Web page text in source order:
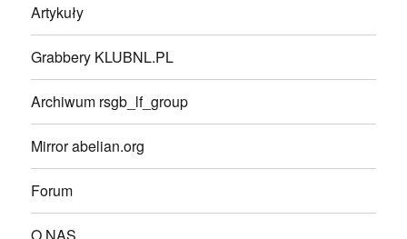
Artykuły
Grabbery KLUBNL.PL
Archiwum rsgb_lf_group
Mirror abelian.org
Forum